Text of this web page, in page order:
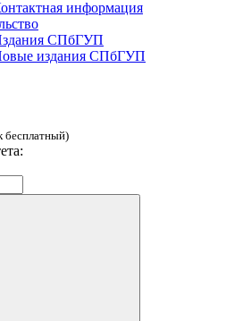
информация
СПбГУП
издания СПбГУП
бесплатный)